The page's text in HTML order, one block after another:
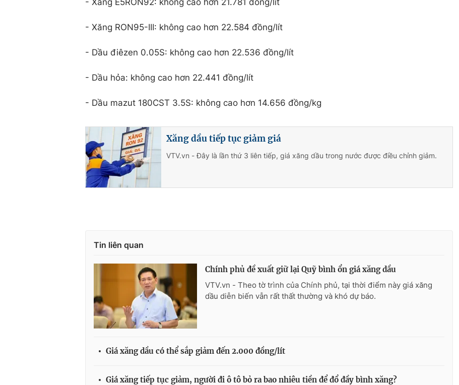
- Xăng E5RON92: không cao hơn 21.781 đồng/lít
- Xăng RON95-III: không cao hơn 22.584 đồng/lít
- Dầu điêzen 0.05S: không cao hơn 22.536 đồng/lít
- Dầu hỏa: không cao hơn 22.441 đồng/lít
- Dầu mazut 180CST 3.5S: không cao hơn 14.656 đồng/kg
Xăng dầu tiếp tục giảm giá
VTV.vn - Đây là lần thứ 3 liên tiếp, giá xăng dầu trong nước được điều chỉnh giảm.
Tin liên quan
Chính phủ đề xuất giữ lại Quỹ bình ổn giá xăng dầu
VTV.vn - Theo tờ trình của Chính phủ, tại thời điểm này giá xăng
dầu diễn biến vẫn rất thất thường và khó dự báo.
Giá xăng dầu có thể sắp giảm đến 2.000 đồng/lít
Giá xăng tiếp tục giảm, người đi ô tô bỏ ra bao nhiêu tiền để đổ đầy bình xăng?